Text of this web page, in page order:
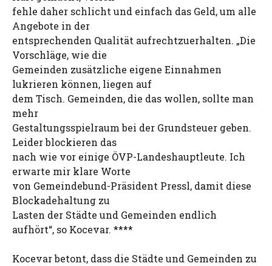
fehle daher schlicht und einfach das Geld, um alle
Angebote in der
entsprechenden Qualität aufrechtzuerhalten. „Die
Vorschläge, wie die
Gemeinden zusätzliche eigene Einnahmen
lukrieren können, liegen auf
dem Tisch. Gemeinden, die das wollen, sollte man
mehr
Gestaltungsspielraum bei der Grundsteuer geben.
Leider blockieren das
nach wie vor einige ÖVP-Landeshauptleute. Ich
erwarte mir klare Worte
von Gemeindebund-Präsident Pressl, damit diese
Blockadehaltung zu
Lasten der Städte und Gemeinden endlich
aufhört“, so Kocevar. ****
Kocevar betont, dass die Städte und Gemeinden zu